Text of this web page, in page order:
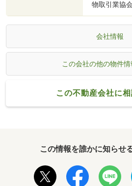
物取引業協会
会社情報
この会社の他の物件情
この不動産会社に
この情報を誰かに知らせ